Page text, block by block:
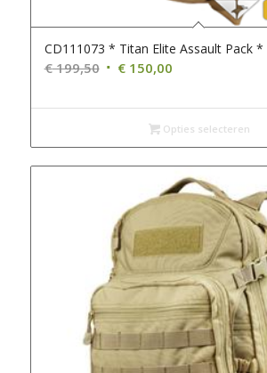
CD111073 * Titan Elite Assault Pack *
€199,50 Oorspronkelijke
was:
€ 199,50.
€150,00Huidige
is:
€ 150,00.
Opties selecteren